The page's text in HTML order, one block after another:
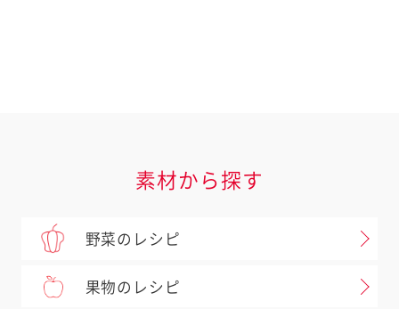
素材から探す
野菜のレシピ
果物のレシピ